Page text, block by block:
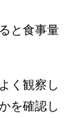
と食事量
く観察し
を確認し